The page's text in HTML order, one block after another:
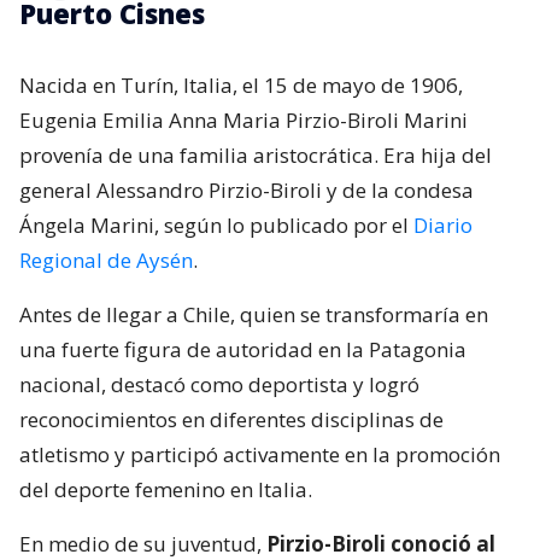
Puerto Cisnes
Nacida en Turín, Italia, el 15 de mayo de 1906,
Eugenia Emilia Anna Maria Pirzio-Biroli Marini
provenía de una familia aristocrática. Era hija del
general Alessandro Pirzio-Biroli y de la condesa
Ángela Marini, según lo publicado por el Diario
Regional de Aysén.
Antes de llegar a Chile, quien se transformaría en
una fuerte figura de autoridad en la Patagonia
nacional, destacó como deportista y logró
reconocimientos en diferentes disciplinas de
atletismo y participó activamente en la promoción
del deporte femenino en Italia.
En medio de su juventud, Pirzio-Biroli conoció al